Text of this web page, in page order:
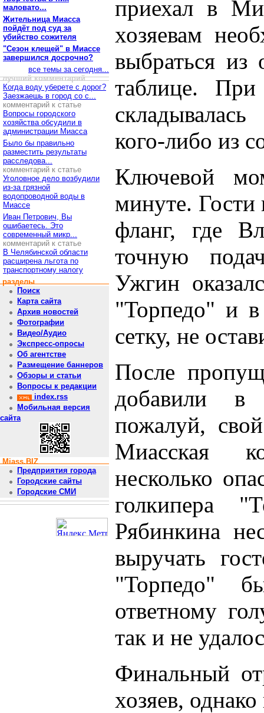
маловато...
Жительница Миасса
пойдёт под суд за
убийство сожителя
"Сезон клещей" в Миассе
завершился досрочно?
все темы за сегодня...
лучший комментарий
Когда воду уберете с дорог?
Заезжаешь в город со с...
комментарий к статье
Вопросы городского
хозяйства обсудили в
администрации Миасса
Было бы правильно
разместить результаты
расследова...
комментарий к статье
Уголовное дело возбудили
из-за грязной
водопроводной воды в
Миассе
Иван Петрович, Вы
ошибаетесь. Это
современный микр...
комментарий к статье
В Челябинской области
расширена льгота по
транспортному налогу
разделы
Поиск
Карта сайта
Архив новостей
Фотографии
Видео/Аудио
Экспресс-опросы
Об агентстве
Размещение баннеров
Обзоры и статьи
Вопросы к редакции
index.rss
Мобильная версия
сайта
Miass.BIZ
Предприятия города
Городские сайты
Городские СМИ
приехал в
хозяевам
выбраться из
таблице.
кого-либо из
Ключевой
минуте. Гости
фланг, где
точную
Ужгин
"Торпедо" и в
сетку, не
После
добавили в
пожалуй,
Миасская
несколько
голкипера
Рябинкина
выручать
"Торпедо"
ответному
так и не
Финальный
хозяев,